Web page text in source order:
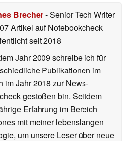
Brecher- Senior Tech Writer
Artikel auf Notebookcheck
seit 2018
Jahr 2009 schreibe ich für
Publikationen im
im Jahr 2018 zur News-
gestoßen bin. Seitdem
Erfahrung im Bereich
mit meiner lebenslangen
um unsere Leser über neue